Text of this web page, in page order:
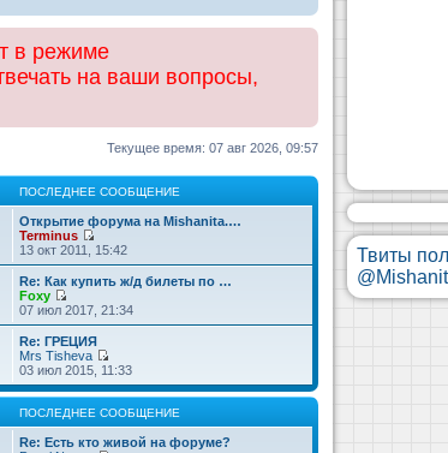
в режиме
на ваши вопросы,
Текущее время: 07 авг 2026, 09:57
ПОСЛЕДНЕЕ СООБЩЕНИЕ
Открытие форума на Mishanita.…
Terminus
П
е
р
е
й
т
и
к
п
о
с
л
е
н
13 окт 2011, 15:42
Re: Как купить ж/д билеты по …
Foxy
П
е
р
е
й
т
и
к
п
о
07 июл 2017, 21:34
Re: ГРЕЦИЯ
Mrs Tisheva
П
е
р
е
й
т
03 июл 2015, 11:33
ПОСЛЕДНЕЕ СООБЩЕНИЕ
Re: Есть кто живой на форуме?
Твиты